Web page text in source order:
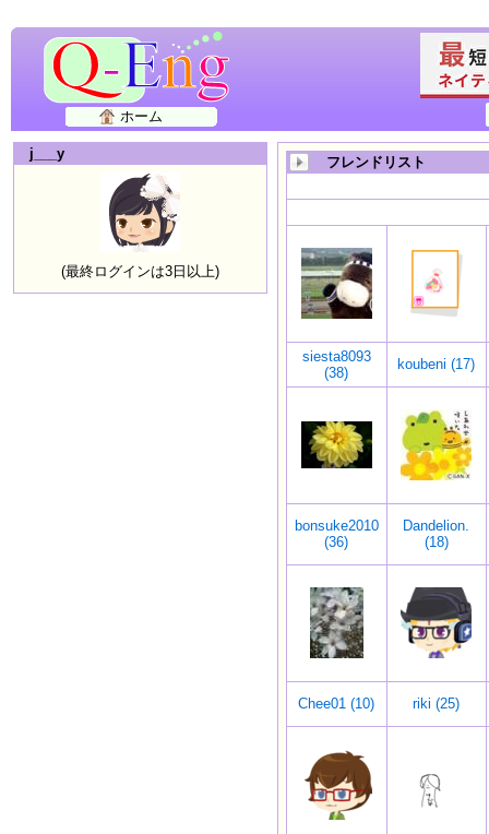
ホーム
j___y
(最終ログインは3日以上)
フレンドリスト
siesta8093
(38)
koubeni (17)
bonsuke2010
(36)
Dandelion.
(18)
Chee01 (10) riki (25)